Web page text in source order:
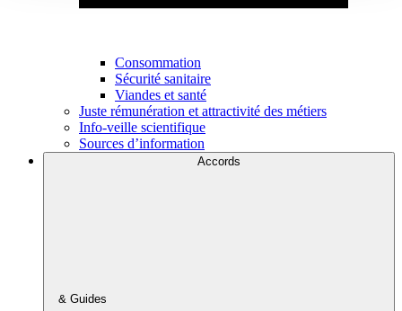
Consommation
Sécurité sanitaire
Viandes et santé
Juste rémunération et attractivité des métiers
Info-veille scientifique
Sources d’information
Accords
& Guides